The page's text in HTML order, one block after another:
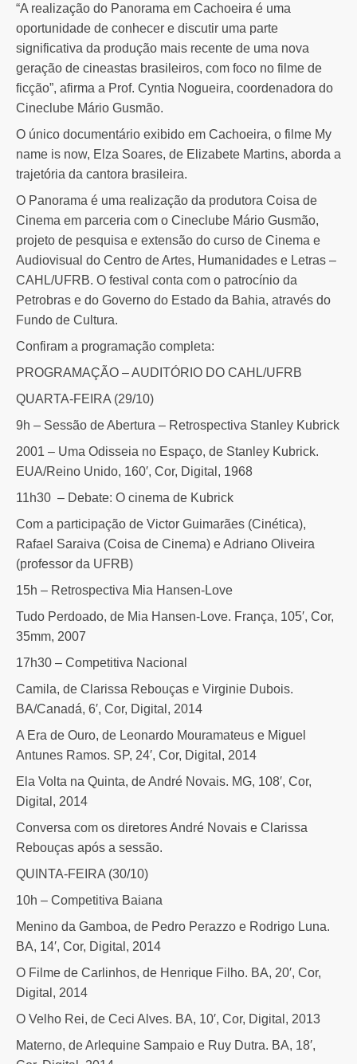
“A realização do Panorama em Cachoeira é uma
oportunidade de conhecer e discutir uma parte
significativa da produção mais recente de uma nova
geração de cineastas brasileiros, com foco no filme de
ficção”, afirma a Prof. Cyntia Nogueira, coordenadora do
Cineclube Mário Gusmão.
O único documentário exibido em Cachoeira, o filme My
name is now, Elza Soares, de Elizabete Martins, aborda a
trajetória da cantora brasileira.
O Panorama é uma realização da produtora Coisa de
Cinema em parceria com o Cineclube Mário Gusmão,
projeto de pesquisa e extensão do curso de Cinema e
Audiovisual do Centro de Artes, Humanidades e Letras –
CAHL/UFRB. O festival conta com o patrocínio da
Petrobras e do Governo do Estado da Bahia, através do
Fundo de Cultura.
Confiram a programação completa:
PROGRAMAÇÃO – AUDITÓRIO DO CAHL/UFRB
QUARTA-FEIRA (29/10)
9h – Sessão de Abertura – Retrospectiva Stanley Kubrick
2001 – Uma Odisseia no Espaço, de Stanley Kubrick.
EUA/Reino Unido, 160′, Cor, Digital, 1968
11h30 – Debate: O cinema de Kubrick
Com a participação de Victor Guimarães (Cinética),
Rafael Saraiva (Coisa de Cinema) e Adriano Oliveira
(professor da UFRB)
15h – Retrospectiva Mia Hansen-Love
Tudo Perdoado, de Mia Hansen-Love. França, 105′, Cor,
35mm, 2007
17h30 – Competitiva Nacional
Camila, de Clarissa Rebouças e Virginie Dubois.
BA/Canadá, 6′, Cor, Digital, 2014
A Era de Ouro, de Leonardo Mouramateus e Miguel
Antunes Ramos. SP, 24′, Cor, Digital, 2014
Ela Volta na Quinta, de André Novais. MG, 108′, Cor,
Digital, 2014
Conversa com os diretores André Novais e Clarissa
Rebouças após a sessão.
QUINTA-FEIRA (30/10)
10h – Competitiva Baiana
Menino da Gamboa, de Pedro Perazzo e Rodrigo Luna.
BA, 14′, Cor, Digital, 2014
O Filme de Carlinhos, de Henrique Filho. BA, 20′, Cor,
Digital, 2014
O Velho Rei, de Ceci Alves. BA, 10′, Cor, Digital, 2013
Materno, de Arlequine Sampaio e Ruy Dutra. BA, 18′,